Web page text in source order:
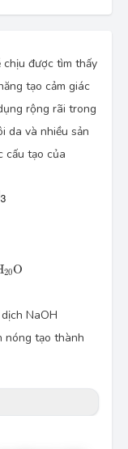
được tìm thấy
tạo cảm giác
rộng rãi trong
da và nhiều sản
cấu tạo của
20O
H20
NaOH
nóng tạo thành